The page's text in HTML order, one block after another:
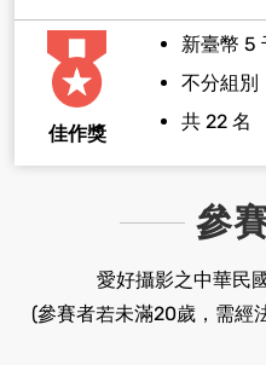
佳作獎
新臺幣 5
不分組別
共 22 名
參
愛好攝影之中華民
(參賽者若未滿20歲，需經